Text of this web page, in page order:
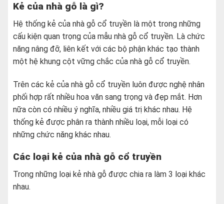
Kẻ của nhà gỗ là gì?
Hệ thống kẻ của nhà gỗ cổ truyền là một trong những
cấu kiện quan trọng của mẫu nhà gỗ cổ truyền. Là chức
năng nâng đỡ, liên kết với các bộ phận khác tạo thành
một hệ khung cột vững chắc của nhà gỗ cổ truyền.
Trên các kẻ của nhà gỗ cổ truyền luôn được nghệ nhân
phối hợp rất nhiều hoa văn sang trọng và đẹp mắt. Hơn
nữa còn có nhiều ý nghĩa, nhiều giá trị khác nhau. Hệ
thống kẻ được phân ra thành nhiều loại, mỗi loại có
những chức năng khác nhau.
Các loại kẻ của nhà gỗ cổ truyền
Trong những loại kẻ nhà gỗ được chia ra làm 3 loại khác
nhau.